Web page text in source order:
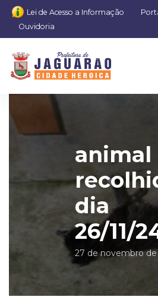
Lei de Acesso a Informação
Ouvidoria
animal
dia
26/11/
27 de novembro